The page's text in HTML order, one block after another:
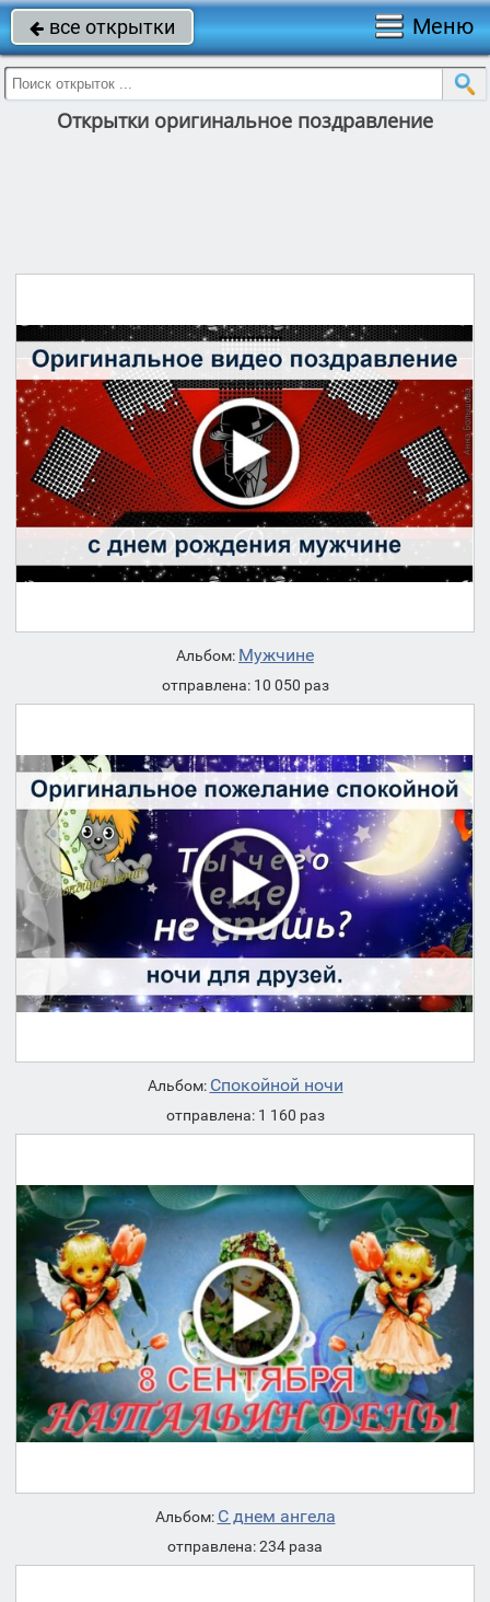
 все открытки Меню
Открытки оригинальное поздравление
Альбом: Мужчине
отправлена: 10 050 раз
Альбом: Спокойной ночи
отправлена: 1 160 раз
Альбом: С днем ангела
отправлена: 234 раза